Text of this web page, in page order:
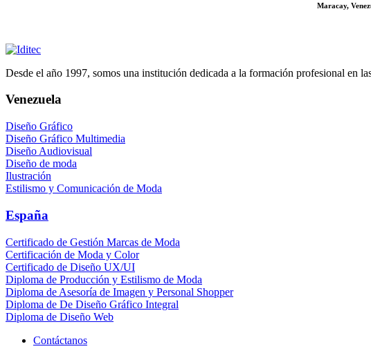
Maracay,
Desde el año 1997, somos una institución dedicada a la formación profesional en
Venezuela
Diseño Gráfico
Diseño Gráfico Multimedia
Diseño Audiovisual
Diseño de moda
Ilustración
Estilismo y Comunicación de Moda
España
Certificado de Gestión Marcas de Moda
Certificación de Moda y Color
Certificado de Diseño UX/UI
Diploma de Producción y Estilismo de Moda
Diploma de Asesoría de Imagen y Personal Shopper
Diploma de De Diseño Gráfico Integral
Diploma de Diseño Web
Contáctanos